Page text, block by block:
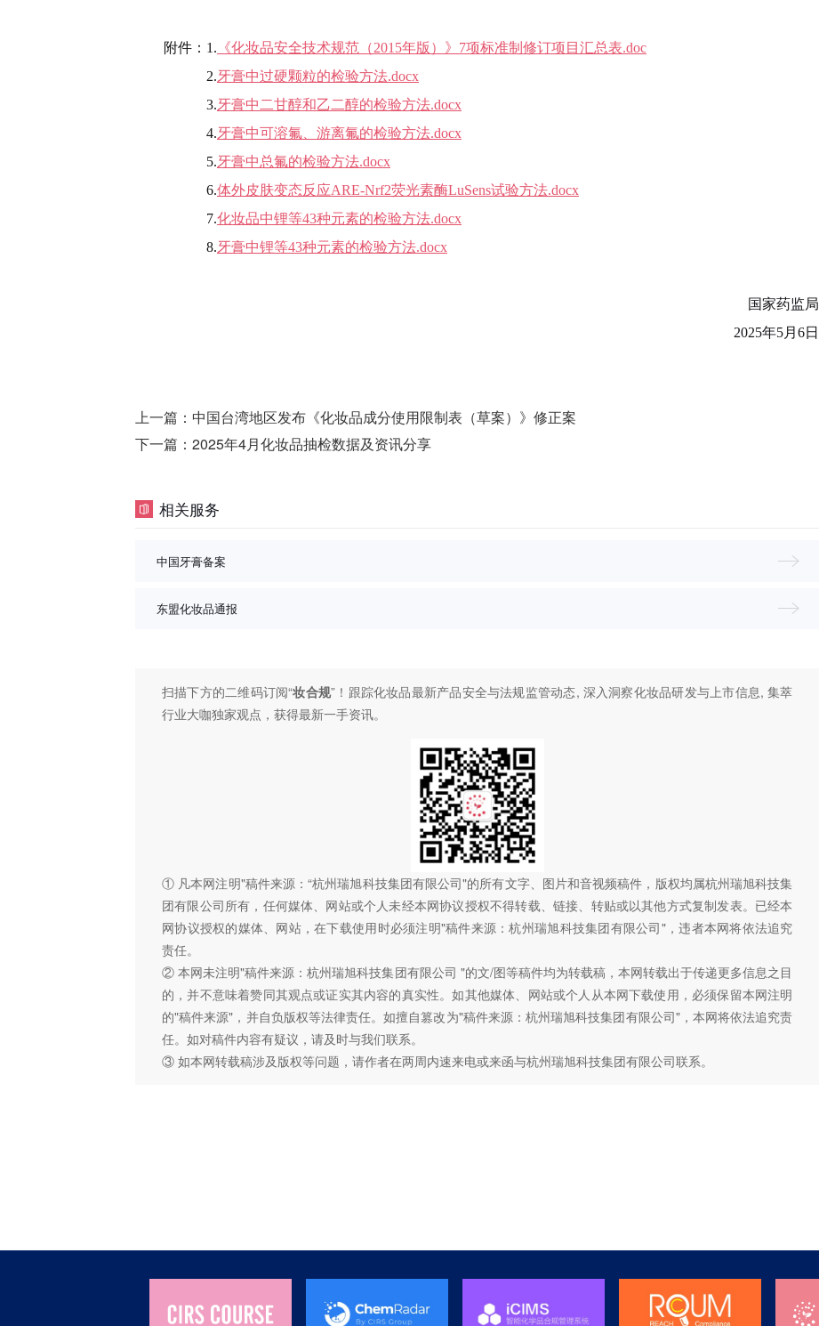
附件：1. 《化妆品安全技术规范（2015年版）》7项标准制修订项目汇总表.doc
2.牙膏中过硬颗粒的检验方法.docx
3.牙膏中二甘醇和乙二醇的检验方法.docx
4.牙膏中可溶氟、游离氟的检验方法.docx
5.牙膏中总氟的检验方法.docx
6.体外皮肤变态反应ARE-Nrf2荧光素酶LuSens试验方法.docx
7.化妆品中锂等43种元素的检验方法.docx
8.牙膏中锂等43种元素的检验方法.docx
国家药监局
2025年5月6日
上一篇： 中国台湾地区发布《化妆品成分使用限制表（草案）》修正案
下一篇： 2025年4月化妆品抽检数据及资讯分享
相关服务
中国牙膏备案
东盟化妆品通报
扫描下方的二维码订阅“妆合规”！跟踪化妆品最新产品安全与法规监管动态, 深入洞察化妆品研发与上市信息, 集萃
行业大咖独家观点，获得最新一手资讯。
① 凡本网注明"稿件来源：“杭州瑞旭科技集团有限公司"的所有文字、图片和音视频稿件，版权均属杭州瑞旭科技集
团有限公司所有，任何媒体、网站或个人未经本网协议授权不得转载、链接、转贴或以其他方式复制发表。已经本
网协议授权的媒体、网站，在下载使用时必须注明"稿件来源：杭州瑞旭科技集团有限公司"，违者本网将依法追究
责任。
② 本网未注明"稿件来源：杭州瑞旭科技集团有限公司 "的文/图等稿件均为转载稿，本网转载出于传递更多信息之目
的，并不意味着赞同其观点或证实其内容的真实性。如其他媒体、网站或个人从本网下载使用，必须保留本网注明
的"稿件来源"，并自负版权等法律责任。如擅自篡改为"稿件来源：杭州瑞旭科技集团有限公司"，本网将依法追究责
任。如对稿件内容有疑议，请及时与我们联系。
③ 如本网转载稿涉及版权等问题，请作者在两周内速来电或来函与杭州瑞旭科技集团有限公司联系。